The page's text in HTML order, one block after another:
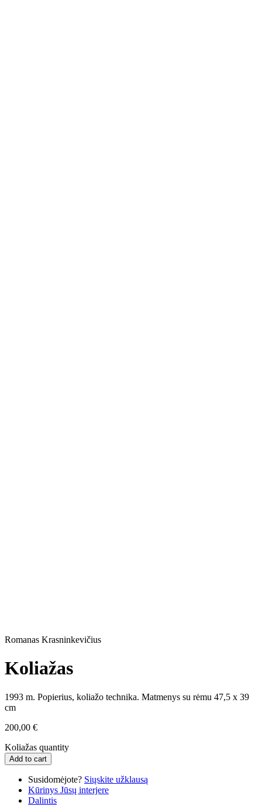
Romanas Krasninkevičius
Koliažas
1993 m. Popierius, koliažo technika. Matmenys su rėmu 47,5 x 39
cm
200,00 €
Koliažas quantity
Add to cart
Susidomėjote? Siųskite užklausą
Kūrinys Jūsų interjere
Dalintis